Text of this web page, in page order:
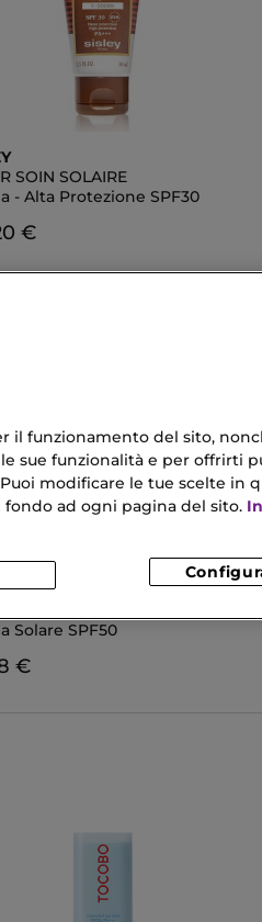
SOIN SOLAIRE
- Alta Protezione SPF30
€
Solare SPF50
€
il funzionamento del sito,
sue funzionalità e per offrirti
modificare le tue scelte in
ad ogni pagina del sito.